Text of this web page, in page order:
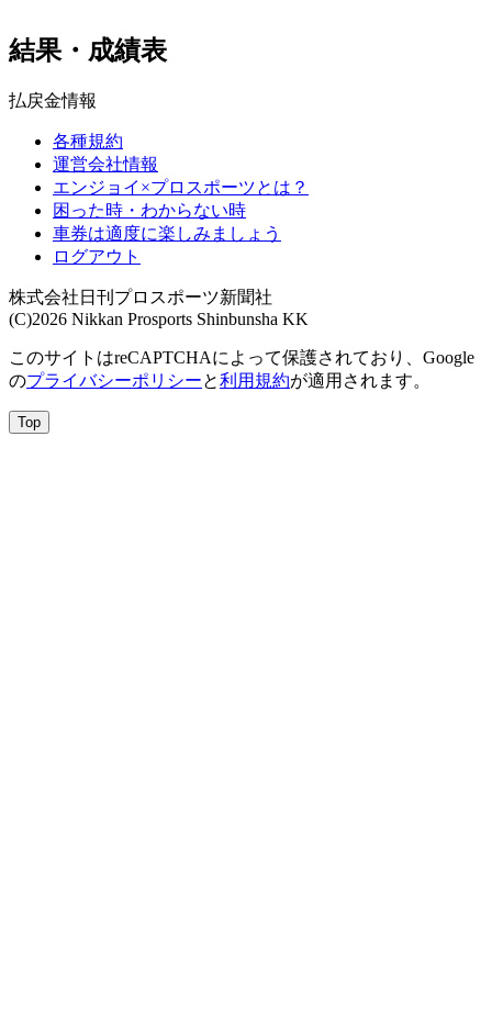
結果・成績表
払戻金情報
各種規約
運営会社情報
エンジョイ×プロスポーツとは？
困った時・わからない時
車券は適度に楽しみましょう
ログアウト
株式会社日刊プロスポーツ新聞社
(C)2026 Nikkan Prosports Shinbunsha KK
このサイトはreCAPTCHAによって保護されており、Google
のプライバシーポリシーと利用規約が適用されます。
Top